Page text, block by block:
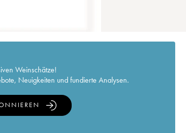
Weinschätze!
Neuigkeiten und fundierte Analysen.